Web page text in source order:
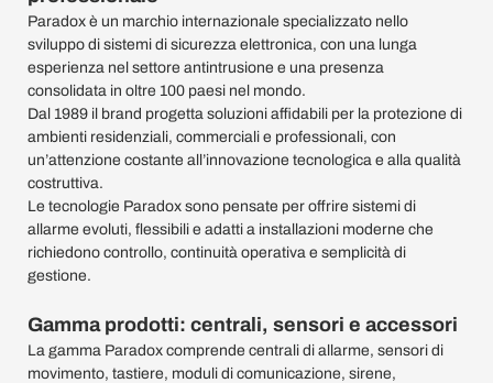
Paradox è un marchio internazionale specializzato nello
sviluppo di sistemi di sicurezza elettronica, con una lunga
esperienza nel settore antintrusione e una presenza
consolidata in oltre 100 paesi nel mondo.
Dal 1989 il brand progetta soluzioni affidabili per la protezione di
ambienti residenziali, commerciali e professionali, con
un’attenzione costante all’innovazione tecnologica e alla qualità
costruttiva.
Le tecnologie Paradox sono pensate per offrire sistemi di
allarme evoluti, flessibili e adatti a installazioni moderne che
richiedono controllo, continuità operativa e semplicità di
gestione.
Gamma prodotti: centrali, sensori e accessori
La gamma Paradox comprende centrali di allarme, sensori di
movimento, tastiere, moduli di comunicazione, sirene,